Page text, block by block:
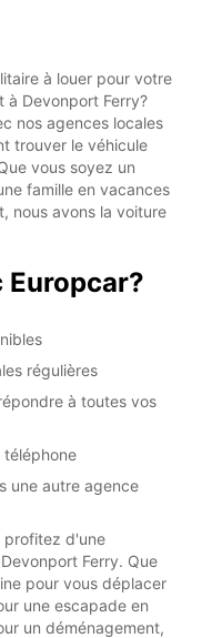
à louer pour votre
à Devonport Ferry?
nos agences locales
trouver le véhicule
vous soyez un
famille en vacances
nous avons la voiture
Europcar?
régulières
à toutes vos
téléphone
une autre agence
profitez d'une
Ferry. Que
pour vous déplacer
une escapade en
un déménagement,